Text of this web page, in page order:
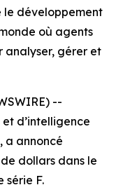
le développement
où agents
analyser, gérer et
--
d’intelligence
a annoncé
dollars dans le
série F.